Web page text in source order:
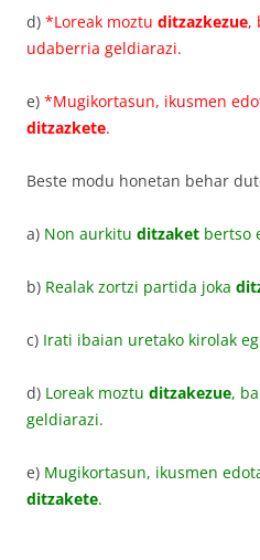
d) *Loreak moztu ditzazkezue,
udaberria geldiarazi.
e) *Mugikortasun, ikusmen
ditzazkete.
Beste modu honetan behar
a) Non aurkitu ditzaket bertso
b) Realak zortzi partida joka
c) Irati ibaian uretako kirolak
d) Loreak moztu ditzakezue,
geldiarazi.
e) Mugikortasun, ikusmen
ditzakete.